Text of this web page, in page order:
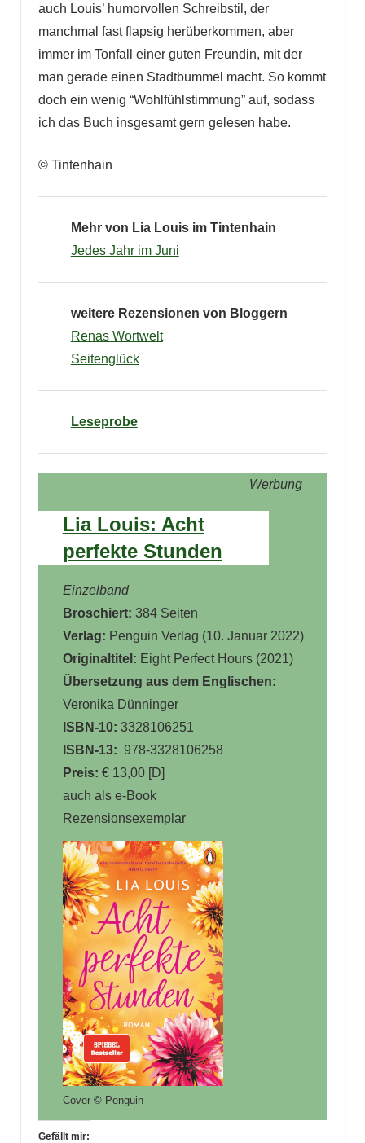
auch Louis’ humorvollen Schreibstil, der
manchmal fast flapsig herüberkommen, aber
immer im Tonfall einer guten Freundin, mit der
man gerade einen Stadtbummel macht. So kommt
doch ein wenig “Wohlfühlstimmung” auf, sodass
ich das Buch insgesamt gern gelesen habe.
© Tintenhain
Mehr von Lia Louis im Tintenhain
Jedes Jahr im Juni
weitere Rezensionen von Bloggern
Renas Wortwelt
Seitenglück
Leseprobe
Werbung
Lia Louis: Acht
perfekte Stunden
Einzelband
Broschiert: 384 Seiten
Verlag: Penguin Verlag (10. Januar 2022)
Originaltitel: Eight Perfect Hours (2021)
Übersetzung aus dem Englischen:
Veronika Dünninger
ISBN-10: 3328106251
ISBN-13: ‎ 978-3328106258
Preis: € 13,00 [D]
auch als e-Book
Rezensionsexemplar
Cover © Penguin
Gefällt mir: